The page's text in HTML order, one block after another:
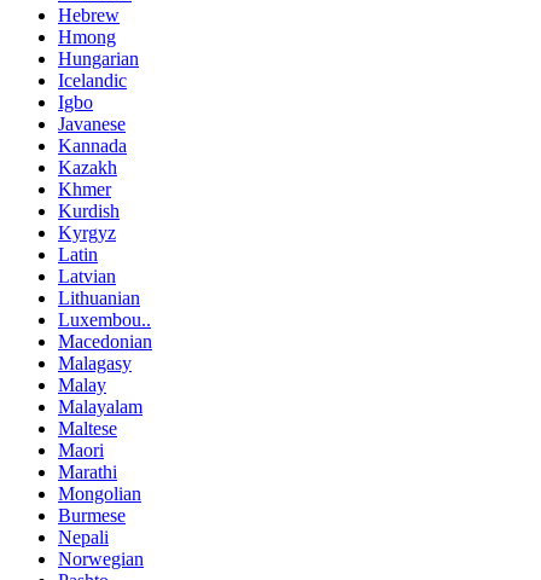
Hebrew
Hmong
Hungarian
Icelandic
Igbo
Javanese
Kannada
Kazakh
Khmer
Kurdish
Kyrgyz
Latin
Latvian
Lithuanian
Luxembou..
Macedonian
Malagasy
Malay
Malayalam
Maltese
Maori
Marathi
Mongolian
Burmese
Nepali
Norwegian